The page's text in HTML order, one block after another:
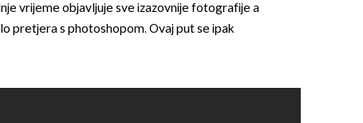
vrijeme objavljuje sve izazovnije fotografije a
pretjera s photoshopom. Ovaj put se ipak